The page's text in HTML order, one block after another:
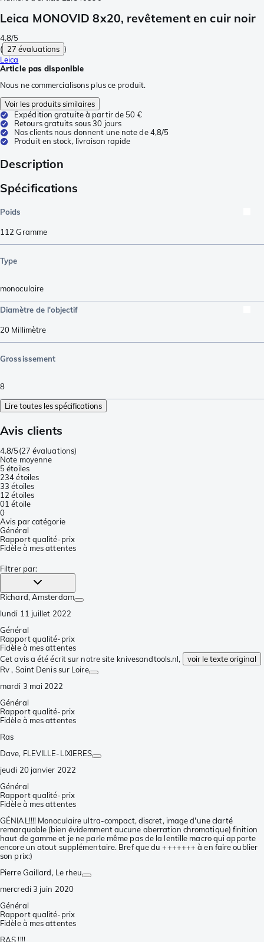
Leica MONOVID 8x20, revêtement en cuir noir
4.8/5
( 27 évaluations )
Leica
Article pas disponible
Nous ne commercialisons plus ce produit.
Voir les produits similaires
Expédition gratuite à partir de 50 €
Retours gratuits sous 30 jours
Nos clients nous donnent une note de 4,8/5
Produit en stock, livraison rapide
Description
Spécifications
Poids
112 Gramme
Type
monoculaire
Diamètre de l'objectif
20 Millimètre
Grossissement
8
Lire toutes les spécifications
Avis clients
4.8/5(27 évaluations)
Note moyenne
5 étoiles
234 étoiles
33 étoiles
1 2 étoiles
01 étoile
0
Avis par catégorie
Général
Rapport qualité-prix
Fidèle à mes attentes
Filtrer par:
Richard, Amsterdam
lundi 11 juillet 2022
Général
Rapport qualité-prix
Fidèle à mes attentes
Cet avis a été écrit sur notre site knivesandtools.nl,
voir le texte original
Rv , Saint Denis sur Loire
mardi 3 mai 2022
Général
Rapport qualité-prix
Fidèle à mes attentes
Ras
Dave, FLEVILLE-LIXIERES
jeudi 20 janvier 2022
Général
Rapport qualité-prix
Fidèle à mes attentes
GÉNIAL!!!! Monoculaire ultra-compact, discret, image d'une clarté
remarquable (bien évidemment aucune aberration chromatique) finition
haut de gamme et je ne parle même pas de la lentille macro qui apporte
encore un atout supplémentaire. Bref que du +++++++ à en faire oublier
son prix:)
Pierre Gaillard, Le rheu
mercredi 3 juin 2020
Général
Rapport qualité-prix
Fidèle à mes attentes
RAS !!!!